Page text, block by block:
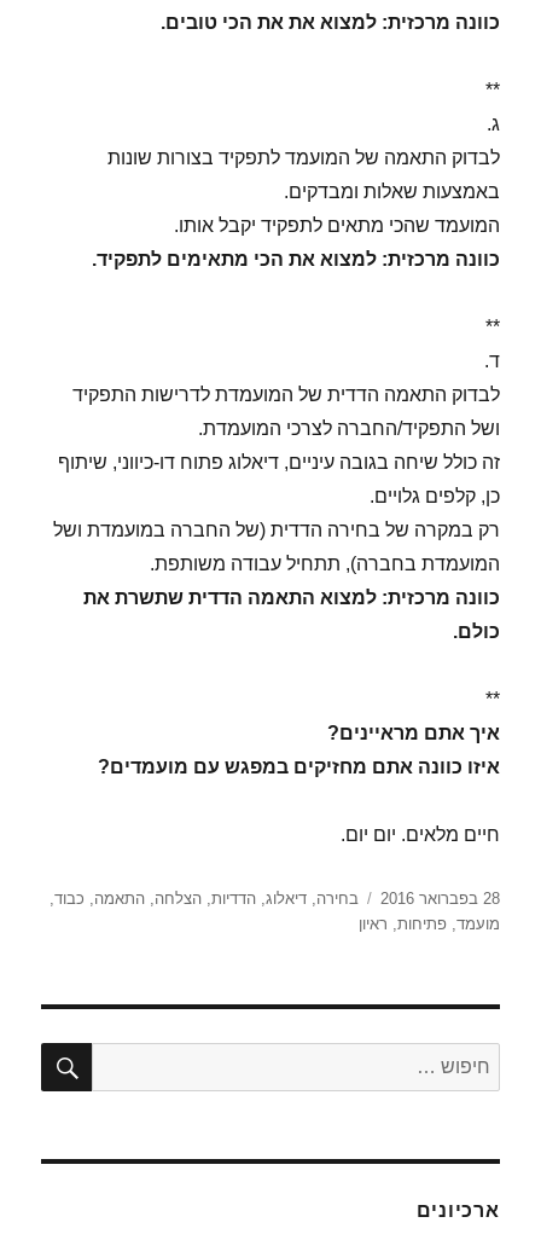
כוונה מרכזית: למצוא את את הכי טובים.
**
ג.
לבדוק התאמה של המועמד לתפקיד בצורות שונות
באמצעות שאלות ומבדקים.
המועמד שהכי מתאים לתפקיד יקבל אותו.
כוונה מרכזית: למצוא את הכי מתאימים לתפקיד.
**
ד.
לבדוק התאמה הדדית של המועמדת לדרישות התפקיד
ושל התפקיד/החברה לצרכי המועמדת.
זה כולל שיחה בגובה עיניים, דיאלוג פתוח דו-כיווני, שיתוף
כן, קלפים גלויים.
רק במקרה של בחירה הדדית (של החברה במועמדת ושל
המועמדת בחברה), תתחיל עבודה משותפת.
כוונה מרכזית: למצוא התאמה הדדית שתשרת את
כולם.
**
איך אתם מראיינים?
איזו כוונה אתם מחזיקים במפגש עם מועמדים?
חיים מלאים. יום יום.
פורסם
בתאריך
28 בפברואר 2016 תגיות
בחירה,דיאלוג,הדדיות,הצלחה,התאמה, כבוד,
מועמד,פתיחות, ראיון
חפש:
ארכיונים